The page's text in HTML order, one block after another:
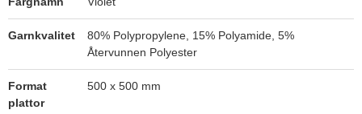
Garnkvalitet
80% Polypropylene, 15% Polyamide, 5%
Återvunnen Polyester
Format
plattor
500 x 500 mm